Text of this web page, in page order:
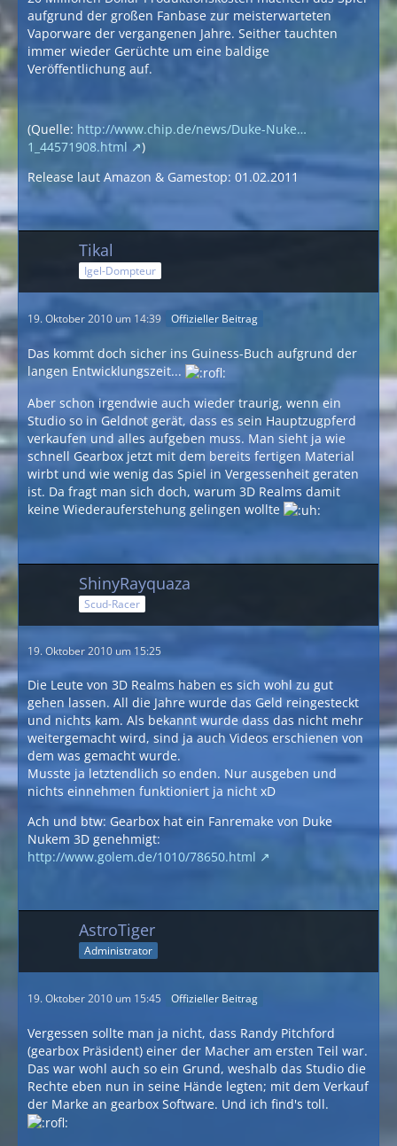
aufgrund der großen Fanbase zur meisterwarteten
Vaporware der vergangenen Jahre. Seither tauchten
immer wieder Gerüchte um eine baldige
Veröffentlichung auf.
(Quelle: http://www.chip.de/news/Duke-Nuke…
1_44571908.html
)
Release laut Amazon & Gamestop: 01.02.2011
Tikal
Igel-Dompteur
19. Oktober 2010 um 14:39 Offizieller Beitrag
Das kommt doch sicher ins Guiness-Buch aufgrund der
langen Entwicklungszeit...
Aber schon irgendwie auch wieder traurig, wenn ein
Studio so in Geldnot gerät, dass es sein Hauptzugpferd
verkaufen und alles aufgeben muss. Man sieht ja wie
schnell Gearbox jetzt mit dem bereits fertigen Material
wirbt und wie wenig das Spiel in Vergessenheit geraten
ist. Da fragt man sich doch, warum 3D Realms damit
keine Wiederauferstehung gelingen wollte
ShinyRayquaza
Scud-Racer
19. Oktober 2010 um 15:25
Die Leute von 3D Realms haben es sich wohl zu gut
gehen lassen. All die Jahre wurde das Geld reingesteckt
und nichts kam. Als bekannt wurde dass das nicht mehr
weitergemacht wird, sind ja auch Videos erschienen von
dem was gemacht wurde.
Musste ja letztendlich so enden. Nur ausgeben und
nichts einnehmen funktioniert ja nicht xD
Ach und btw: Gearbox hat ein Fanremake von Duke
Nukem 3D genehmigt:
http://www.golem.de/1010/78650.html
AstroTiger
Administrator
19. Oktober 2010 um 15:45 Offizieller Beitrag
Vergessen sollte man ja nicht, dass Randy Pitchford
(gearbox Präsident) einer der Macher am ersten Teil war.
Das war wohl auch so ein Grund, weshalb das Studio die
Rechte eben nun in seine Hände legten; mit dem Verkauf
der Marke an gearbox Software. Und ich find's toll.